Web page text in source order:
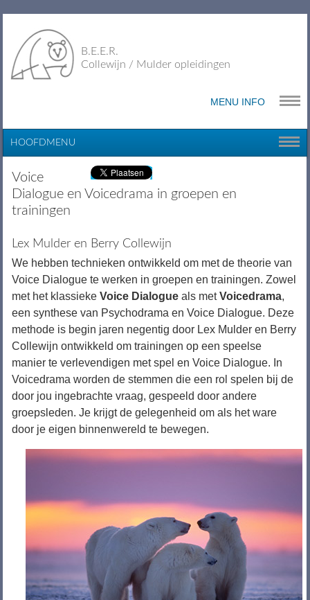
B.E.E.R.
Collewijn / Mulder opleidingen
MENU INFO
HOOFDMENU
Voice
Dialogue en Voicedrama in groepen en
trainingen
Lex Mulder en Berry Collewijn
We hebben technieken ontwikkeld om met de theorie van
Voice Dialogue te werken in groepen en trainingen. Zowel
met het klassiekeVoice Dialogue als metVoicedrama,
een synthese van Psychodrama en Voice Dialogue. Deze
methode is begin jaren negentig door Lex Mulder en Berry
Collewijn ontwikkeld om trainingen op een speelse
manier te verlevendigen met spel en Voice Dialogue. In
Voicedrama worden de stemmen die een rol spelen bij de
door jou ingebrachte vraag, gespeeld door andere
groepsleden. Je krijgt de gelegenheid om als het ware
door je eigen binnenwereld te bewegen.